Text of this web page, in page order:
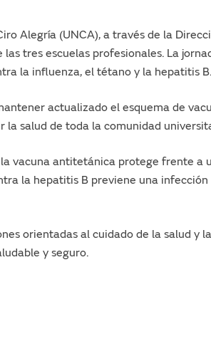
Alegría (UNCA), a través de la
tres escuelas profesionales. La
la influenza, el tétano y la hepatitis
actualizado el esquema de
salud de toda la comunidad
vacuna antitetánica protege frente a
la hepatitis B previene una
orientadas al cuidado de la salud y
y seguro.